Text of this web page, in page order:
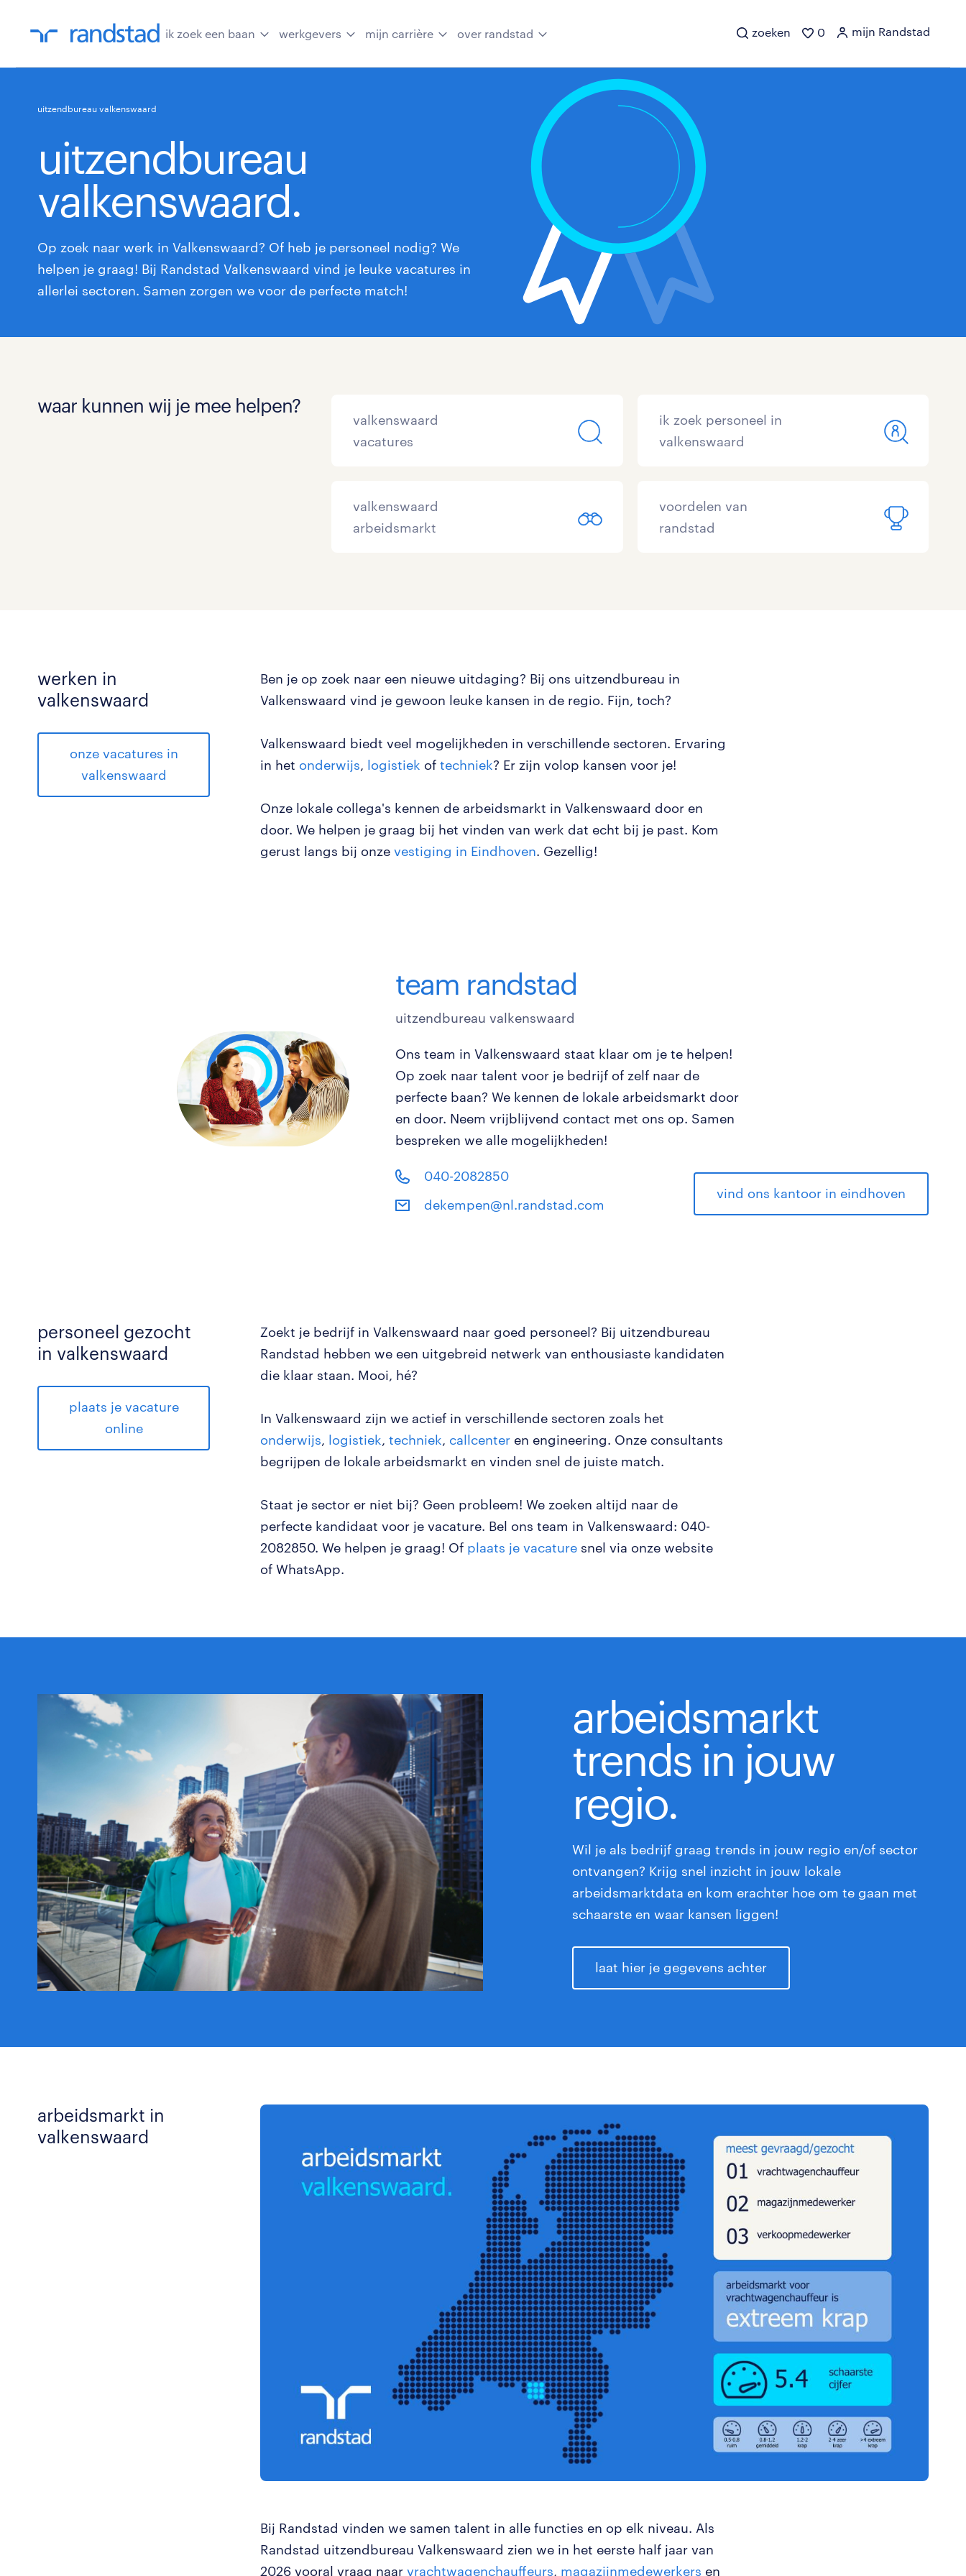
ik zoek een baan werkgevers mijn carrière over randstad zoeken 0 mijn Randstad
uitzendbureau valkenswaard
uitzendbureau
valkenswaard.
Op zoek naar werk in Valkenswaard? Of heb je personeel nodig? We
helpen je graag! Bij Randstad Valkenswaard vind je leuke vacatures in
allerlei sectoren. Samen zorgen we voor de perfecte match!
waar kunnen wij je mee helpen?
valkenswaard
vacatures
ik zoek personeel in
valkenswaard
valkenswaard
arbeidsmarkt
voordelen van
randstad
werken in
valkenswaard
onze vacatures in
valkenswaard
Ben je op zoek naar een nieuwe uitdaging? Bij ons uitzendbureau in
Valkenswaard vind je gewoon leuke kansen in de regio. Fijn, toch?
Valkenswaard biedt veel mogelijkheden in verschillende sectoren. Ervaring
in het onderwijs, logistiek of techniek? Er zijn volop kansen voor je!
Onze lokale collega's kennen de arbeidsmarkt in Valkenswaard door en
door. We helpen je graag bij het vinden van werk dat echt bij je past. Kom
gerust langs bij onze vestiging in Eindhoven. Gezellig!
team randstad
uitzendbureau valkenswaard
Ons team in Valkenswaard staat klaar om je te helpen!
Op zoek naar talent voor je bedrijf of zelf naar de
perfecte baan? We kennen de lokale arbeidsmarkt door
en door. Neem vrijblijvend contact met ons op. Samen
bespreken we alle mogelijkheden!
040-2082850
dekempen@nl.randstad.com
vind ons kantoor in eindhoven
personeel gezocht
in valkenswaard
plaats je vacature
online
Zoekt je bedrijf in Valkenswaard naar goed personeel? Bij uitzendbureau
Randstad hebben we een uitgebreid netwerk van enthousiaste kandidaten
die klaar staan. Mooi, hé?
In Valkenswaard zijn we actief in verschillende sectoren zoals het
onderwijs, logistiek, techniek, callcenter en engineering. Onze consultants
begrijpen de lokale arbeidsmarkt en vinden snel de juiste match.
Staat je sector er niet bij? Geen probleem! We zoeken altijd naar de
perfecte kandidaat voor je vacature. Bel ons team in Valkenswaard: 040-
2082850. We helpen je graag! Of plaats je vacature snel via onze website
of WhatsApp.
arbeidsmarkt
trends in jouw
regio.
Wil je als bedrijf graag trends in jouw regio en/of sector
ontvangen? Krijg snel inzicht in jouw lokale
arbeidsmarktdata en kom erachter hoe om te gaan met
schaarste en waar kansen liggen!
laat hier je gegevens achter
arbeidsmarkt in
valkenswaard
Bij Randstad vinden we samen talent in alle functies en op elk niveau. Als
Randstad uitzendbureau Valkenswaard zien we in het eerste half jaar van
2026 vooral vraag naar vrachtwagenchauffeurs, magazijnmedewerkers en